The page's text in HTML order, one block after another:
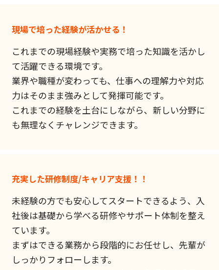
現場で培った経験が活かせる！
これまでの現場経験や実務で培った知識を活かし
て活躍できる環境です。
業界や職種が変わっても、仕事への理解力や対応
力はそのまま強みとして発揮可能です。
これまでの経験を土台にしながら、新しい分野に
も無理なくチャレンジできます。
充実した研修制度/キャリア支援！！
未経験の方でも安心してスタートできるよう、入
社後は基礎から学べる研修やサポート体制を整え
ています。
まずはできる業務から段階的にお任せし、先輩が
しっかりフォローします。